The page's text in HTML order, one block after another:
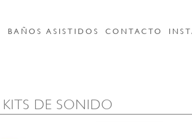
BAÑOS ASISTIDOS CONTACTO
KITS DE SONIDO